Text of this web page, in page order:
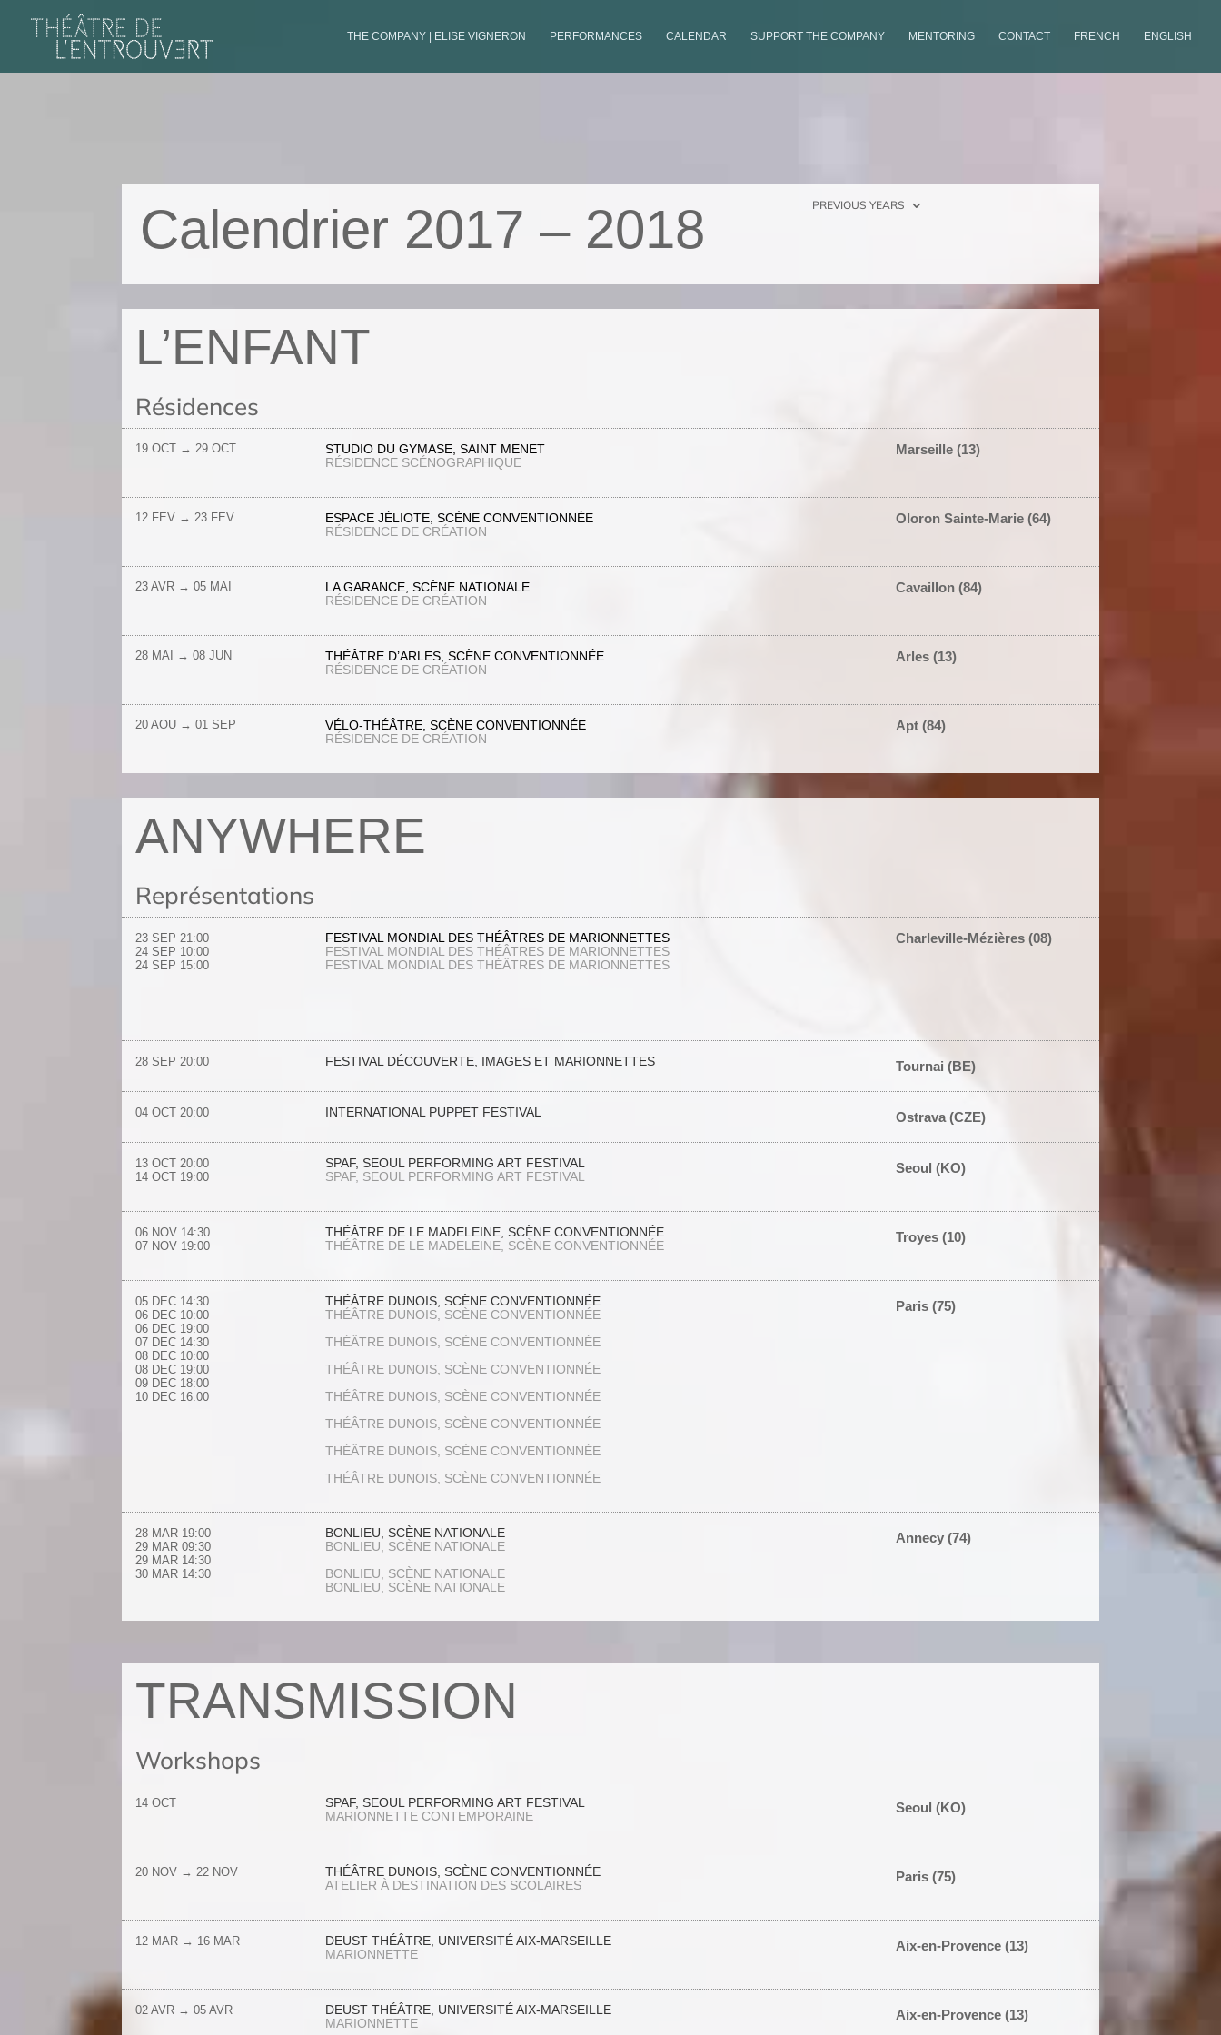
THE COMPANY | ELISE VIGNERON PERFORMANCES CALENDAR SUPPORT THE COMPANY MENTORING CONTACT FRENCH ENGLISH
Calendrier 2017 – 2018 PREVIOUS YEARS
L’ENFANT
Résidences
19 OCT → 29 OCT
STUDIO DU GYMASE, SAINT MENET
RÉSIDENCE SCÉNOGRAPHIQUE
Marseille (13)
12 FEV → 23 FEV
ESPACE JÉLIOTE, SCÈNE CONVENTIONNÉE
RÉSIDENCE DE CRÉATION
Oloron Sainte-Marie (64)
23 AVR →05 MAI
LA GARANCE, SCÈNE NATIONALE
RÉSIDENCE DE CRÉATION
Cavaillon (84)
28 MAI →08 JUN
THÉÂTRE D’ARLES, SCÈNE CONVENTIONNÉE
RÉSIDENCE DE CRÉATION
Arles (13)
20 AOU →01 SEP
VÉLO-THÉÂTRE, SCÈNE CONVENTIONNÉE
RÉSIDENCE DE CRÉATION
Apt (84)
ANYWHERE
Représentations
23 SEP 21:00
24 SEP 10:00
24 SEP 15:00
FESTIVAL MONDIAL DES THÉÂTRES DE MARIONNETTES
FESTIVAL MONDIAL DES THÉÂTRES DE MARIONNETTES
FESTIVAL MONDIAL DES THÉÂTRES DE MARIONNETTES
Charleville-Mézières (08)
28 SEP 20:00 FESTIVAL DÉCOUVERTE, IMAGES ET MARIONNETTES Tournai (BE)
04 OCT 20:00 INTERNATIONAL PUPPET FESTIVAL Ostrava (CZE)
13 OCT 20:00
14 OCT 19:00
SPAF, SEOUL PERFORMING ART FESTIVAL
SPAF, SEOUL PERFORMING ART FESTIVAL
Seoul (KO)
06 NOV 14:30
07 NOV 19:00
THÉÂTRE DE LE MADELEINE, SCÈNE CONVENTIONNÉE
THÉÂTRE DE LE MADELEINE, SCÈNE CONVENTIONNÉE
Troyes (10)
05 DEC 14:30
06 DEC 10:00
06 DEC 19:00
07 DEC 14:30
08 DEC 10:00
08 DEC 19:00
09 DEC 18:00
10 DEC 16:00
THÉÂTRE DUNOIS, SCÈNE CONVENTIONNÉE
THÉÂTRE DUNOIS, SCÈNE CONVENTIONNÉE
THÉÂTRE DUNOIS, SCÈNE CONVENTIONNÉE
THÉÂTRE DUNOIS, SCÈNE CONVENTIONNÉE
THÉÂTRE DUNOIS, SCÈNE CONVENTIONNÉE
THÉÂTRE DUNOIS, SCÈNE CONVENTIONNÉE
THÉÂTRE DUNOIS, SCÈNE CONVENTIONNÉE
THÉÂTRE DUNOIS, SCÈNE CONVENTIONNÉE
Paris (75)
28 MAR 19:00
29 MAR 09:30
29 MAR 14:30
30 MAR 14:30
BONLIEU, SCÈNE NATIONALE
BONLIEU, SCÈNE NATIONALE
BONLIEU, SCÈNE NATIONALE
BONLIEU, SCÈNE NATIONALE
Annecy (74)
TRANSMISSION
Workshops
14 OCT
SPAF, SEOUL PERFORMING ART FESTIVAL
MARIONNETTE CONTEMPORAINE
Seoul (KO)
20 NOV →22 NOV
THÉÂTRE DUNOIS, SCÈNE CONVENTIONNÉE
ATELIER À DESTINATION DES SCOLAIRES
Paris (75)
12 MAR → 16 MAR
DEUST THÉÂTRE, UNIVERSITÉ AIX-MARSEILLE
MARIONNETTE
Aix-en-Provence (13)
02 AVR →05 AVR
DEUST THÉÂTRE, UNIVERSITÉ AIX-MARSEILLE
MARIONNETTE
Aix-en-Provence (13)